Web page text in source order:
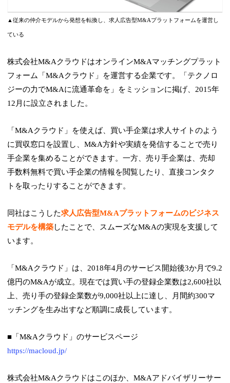
▲従来の仲介モデルから発想を転換し、求人広告型M&Aプラットフォームを運営し
ている
株式会社M&AクラウドはオンラインM&Aマッチングプラット
フォーム「M&Aクラウド」を運営する企業です。「テクノロ
ジーの力でM&Aに流通革命を」をミッションに掲げ、2015年
12月に設立されました。
「M&Aクラウド」を使えば、買い手企業は求人サイトのよう
に買収窓口を設置し、M&A方針や実績を発信することで売り
手企業を集めることができます。一方、売り手企業は、売却
手数料無料で買い手企業の情報を閲覧したり、直接コンタク
トを取ったりすることができます。
同社はこうした求人広告型M&Aプラットフォームのビジネス
モデルを構築したことで、スムーズなM&Aの実現を支援して
います。
「M&Aクラウド」は、2018年4月のサービス開始後3か月で9.2
億円のM&Aが成立。現在では買い手の登録企業数は2,600社以
上、売り手の登録企業数が9,000社以上に達し、月間約300マ
ッチングを生み出すなど順調に成長しています。
■「M&Aクラウド」のサービスページ
https://macloud.jp/
株式会社M&Aクラウドはこのほか、M&Aアドバイザリーサー